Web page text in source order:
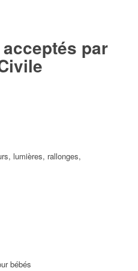
par
lumières, rallonges,
bébés